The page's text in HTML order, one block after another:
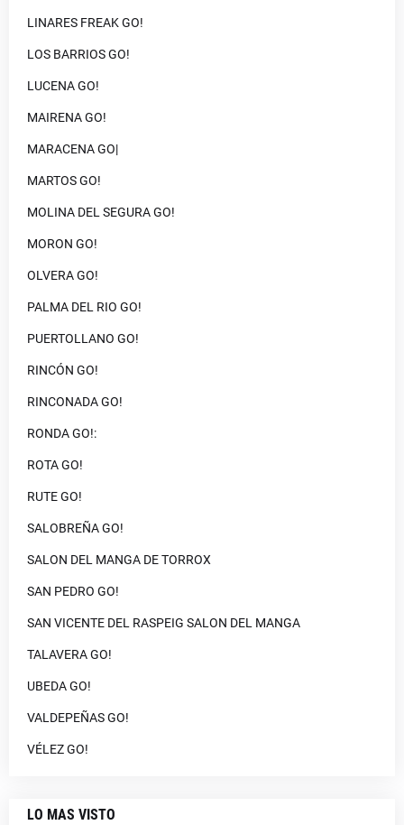
LINARES FREAK GO!
LOS BARRIOS GO!
LUCENA GO!
MAIRENA GO!
MARACENA GO|
MARTOS GO!
MOLINA DEL SEGURA GO!
MORON GO!
OLVERA GO!
PALMA DEL RIO GO!
PUERTOLLANO GO!
RINCÓN GO!
RINCONADA GO!
RONDA GO!:
ROTA GO!
RUTE GO!
SALOBREÑA GO!
SALON DEL MANGA DE TORROX
SAN PEDRO GO!
SAN VICENTE DEL RASPEIG SALON DEL MANGA
TALAVERA GO!
UBEDA GO!
VALDEPEÑAS GO!
VÉLEZ GO!
LO MAS VISTO